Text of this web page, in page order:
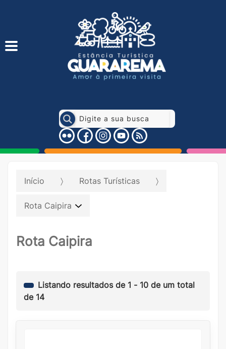
Início Rotas Turísticas
Rota Caipira
Rota Caipira
Listando resultados de 1 - 10 de um total
de 14